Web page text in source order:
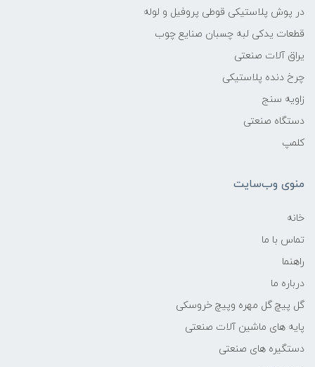
در پوش پلاستیکی قوطی پروفیل و لوله
قطعات یدکی لبه چسبان صنایع چوب
یراق آلات صنعتی
چرخ دنده پلاستیکی
زاویه سنج
دستگاه صنعتی
کلمپ
منوی وب‌سایت
خانه
تماس با ما
راهنما
درباره ما
گل پیچ گل مهره وپیچ خروسکی
پایه های ماشین آلات صنعتی
دستگیره های صنعتی